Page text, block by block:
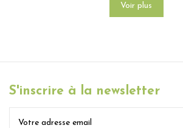
Voir plus
S'inscrire à la newsletter